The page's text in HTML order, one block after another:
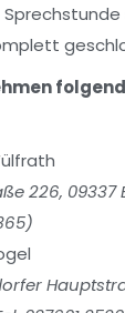
226, 09337